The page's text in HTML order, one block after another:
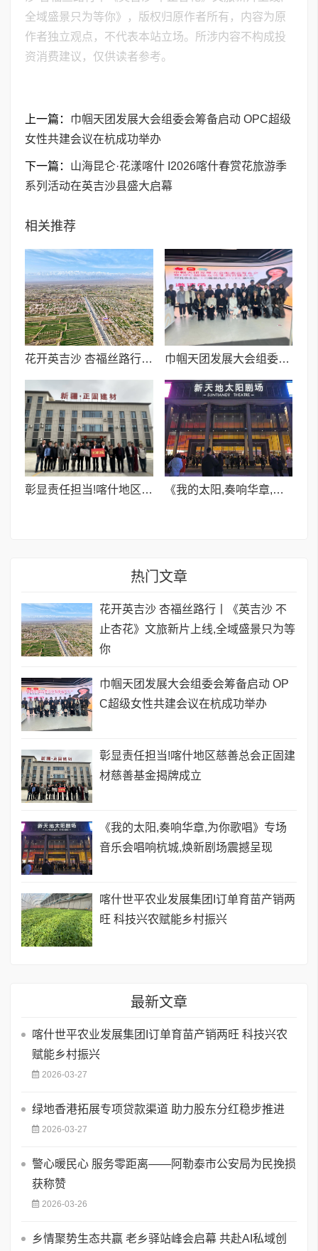
全域盛景只为等你》，版权归原作者所有，内容为原
作者独立观点，不代表本站立场。所涉内容不构成投
资消费建议，仅供读者参考。
上一篇：
巾帼天团发展大会组委会筹备启动 OPC超级
女性共建会议在杭成功举办
下一篇： 山海昆仑·花漾喀什 I2026喀什春赏花旅游季
系列活动在英吉沙县盛大启幕
相关推荐
花开英吉沙 杏福丝路行丨《英吉沙 不止杏花》文旅新片上线,全域盛景只为等你 巾帼天团发展大会组委会筹备启动 OPC超级女性共建会议在杭成功举办
彰显责任担当!喀什地区慈善总会正固建材慈善基金揭牌成立 《我的太阳,奏响华章,为你歌唱》专场音乐会唱响杭城,焕新剧场震撼呈现
热门文章
花开英吉沙 杏福丝路行丨《英吉沙 不
止杏花》文旅新片上线,全域盛景只为等
你
巾帼天团发展大会组委会筹备启动 OP
C超级女性共建会议在杭成功举办
彰显责任担当!喀什地区慈善总会正固建
材慈善基金揭牌成立
《我的太阳,奏响华章,为你歌唱》专场
音乐会唱响杭城,焕新剧场震撼呈现
喀什世平农业发展集团I订单育苗产销两
旺 科技兴农赋能乡村振兴
最新文章
喀什世平农业发展集团I订单育苗产销两旺 科技兴农
赋能乡村振兴
2026-03-27
绿地香港拓展专项贷款渠道 助力股东分红稳步推进
2026-03-27
​警心暖民心 服务零距离——阿勒泰市公安局为民挽损
获称赞
2026-03-26
乡情聚势生态共赢 老乡驿站峰会启幕 共赴AI私域创